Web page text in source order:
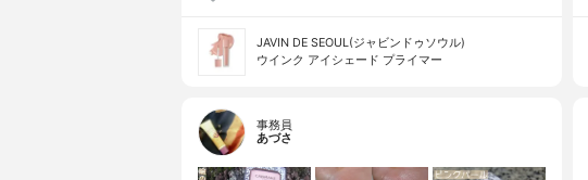
JAVIN DE SEOUL(ジャビンドゥソウル)
ウインク アイシェード プライマー
事務員
あづさ